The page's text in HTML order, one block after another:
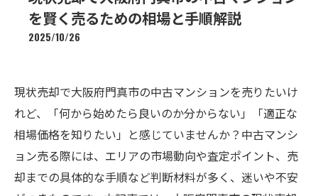
を賢く売るための相場と手順解説
2025/10/26
現状売却で大阪府門真市の中古マンションを売りたいけ
れど、「何から始めたら良いのか分からない」「適正な
相場価格を知りたい」と感じていませんか？中古マンシ
ョン売る際には、エリアの市場動向や査定ポイント、売
却までの具体的な手順など判断材料が多く、迷いや不安